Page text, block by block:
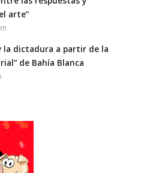
arte”
la dictadura a partir de la
de Bahía Blanca